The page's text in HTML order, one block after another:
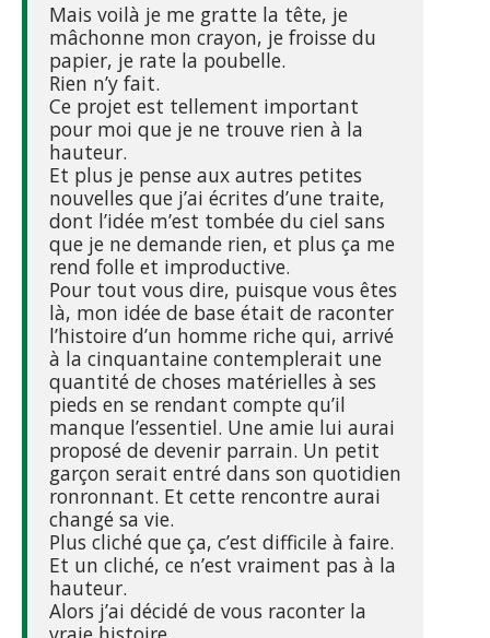
Mais voilà je me gratte la tête, je
mâchonne mon crayon, je froisse du
papier, je rate la poubelle.
Rien n’y fait.
Ce projet est tellement important
pour moi que je ne trouve rien à la
hauteur.
Et plus je pense aux autres petites
nouvelles que j’ai écrites d’une traite,
dont l’idée m’est tombée du ciel sans
que je ne demande rien, et plus ça me
rend folle et improductive.
Pour tout vous dire, puisque vous êtes
là, mon idée de base était de raconter
l’histoire d’un homme riche qui, arrivé
à la cinquantaine contemplerait une
quantité de choses matérielles à ses
pieds en se rendant compte qu’il
manque l’essentiel. Une amie lui aurai
proposé de devenir parrain. Un petit
garçon serait entré dans son quotidien
ronronnant. Et cette rencontre aurai
changé sa vie.
Plus cliché que ça, c’est difficile à faire.
Et un cliché, ce n’est vraiment pas à la
hauteur.
Alors j’ai décidé de vous raconter la